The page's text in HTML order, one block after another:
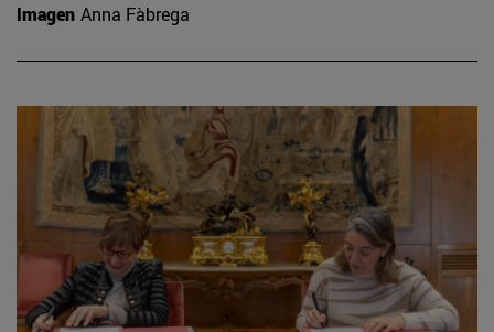
Imagen Anna Fàbrega